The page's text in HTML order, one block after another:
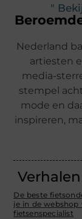
"
Nederland
artiesten
media-
stempel
mode en
inspireren,
De beste
je in de webshop
fietsenspecialist